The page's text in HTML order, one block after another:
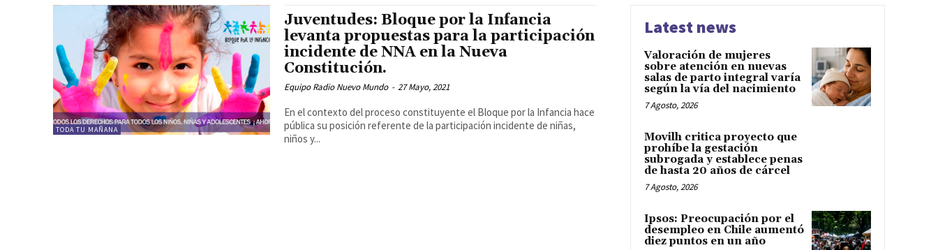
TODA TU MAÑANA
Juventudes: Bloque por la Infancia
levanta propuestas para la participación
incidente de NNA en la Nueva
Constitución.
Equipo Radio Nuevo Mundo - 27 Mayo, 2021
En el contexto del proceso constituyente el Bloque por la Infancia hace
pública su posición referente de la participación incidente de niñas,
niños y...
Latest news
Valoración de mujeres
sobre atención en nuevas
salas de parto integral varía
según la vía del nacimiento
7 Agosto, 2026
Movilh critica proyecto que
prohíbe la gestación
subrogada y establece penas
de hasta 20 años de cárcel
7 Agosto, 2026
Ipsos: Preocupación por el
desempleo en Chile aumentó
diez puntos en un año